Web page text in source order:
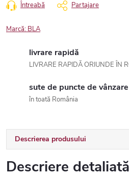
Întreabă Partajare
Marcă: BLA
livrare rapidă
LIVRARE RAPIDĂ ORIUNDE ÎN
sute de puncte de
în toată România
Descrierea produsului
Descriere